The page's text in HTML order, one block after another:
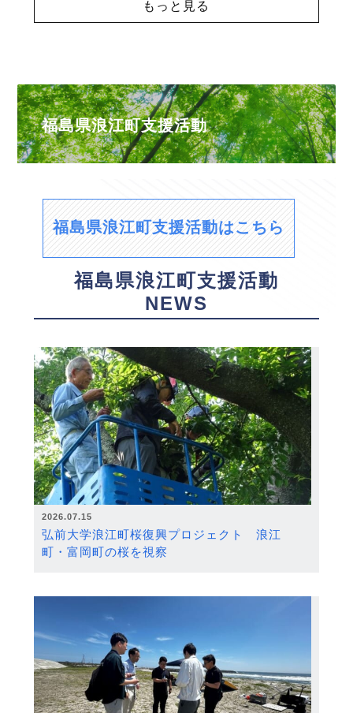
もっと見る
福島県浪江町支援活動
福島県浪江町支援活動はこちら
福島県浪江町支援活動
NEWS
2026.07.15
弘前大学浪江町桜復興プロジェクト 浪江
町・富岡町の桜を視察